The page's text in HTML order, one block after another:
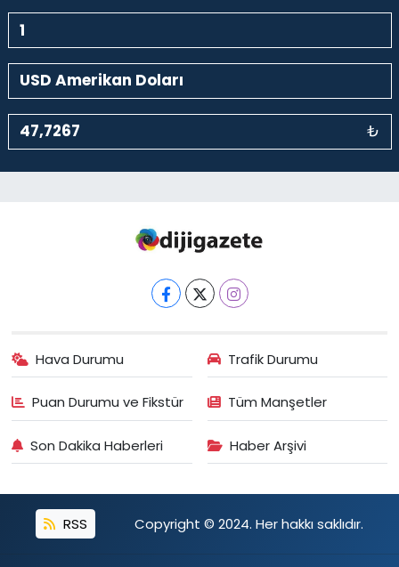
₺
Hava Durumu Trafik Durumu
Puan Durumu ve Fikstür Tüm Manşetler
Son Dakika Haberleri Haber Arşivi
RSS Copyright © 2024. Her hakkı saklıdır.